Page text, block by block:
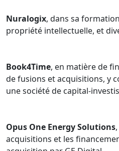
Nuralogix, dans sa
propriété intellectuelle, et
Book4Time, en matière de
de fusions et acquisitions, y
une société de capital-
Opus One Energy Solutions
acquisitions et les